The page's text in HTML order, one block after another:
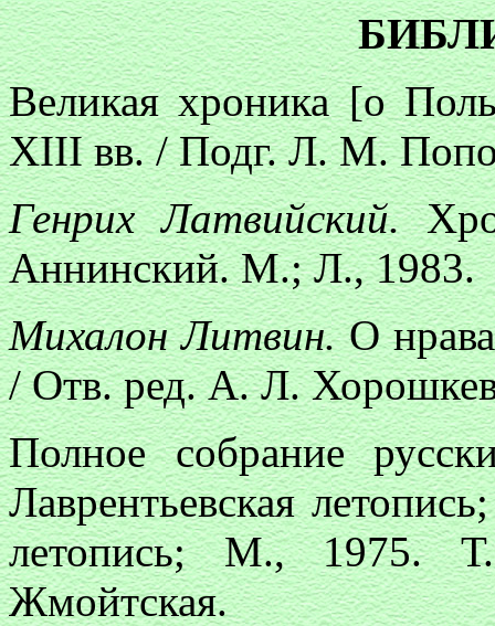
Великая хроника [о
ХIII вв. / Подг. Л. М.
Генрих Латвийский.
Аннинский. М.; Л., 1983.
Михалон Литвин.О
/ Отв. ред. А. Л.
Полное собрание
Лаврентьевская
летопись; М., 1975.
Жмойтская.